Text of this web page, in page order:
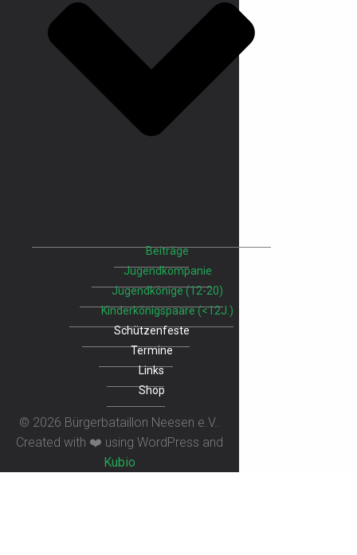
Beiträge
Jugendkompanie
Jugendkönige (12-20)
Kinderkönigspaare (<12J.)
Schützenfeste
Termine
Links
Shop
© 2026 Bürgerbataillon Neesen e.V..
Created with ❤️ using WordPress and
Kubio